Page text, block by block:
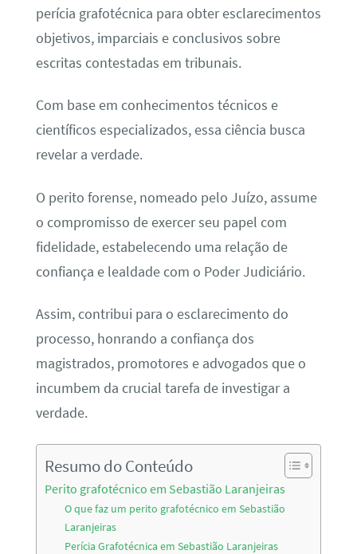
perícia grafotécnica para obter esclarecimentos
objetivos, imparciais e conclusivos sobre
escritas contestadas em tribunais.
Com base em conhecimentos técnicos e
científicos especializados, essa ciência busca
revelar a verdade.
O perito forense, nomeado pelo Juízo, assume
o compromisso de exercer seu papel com
fidelidade, estabelecendo uma relação de
confiança e lealdade com o Poder Judiciário.
Assim, contribui para o esclarecimento do
processo, honrando a confiança dos
magistrados, promotores e advogados que o
incumbem da crucial tarefa de investigar a
verdade.
Resumo do Conteúdo
Perito grafotécnico em Sebastião Laranjeiras
O que faz um perito grafotécnico em Sebastião
Laranjeiras
Perícia Grafotécnica em Sebastião Laranjeiras